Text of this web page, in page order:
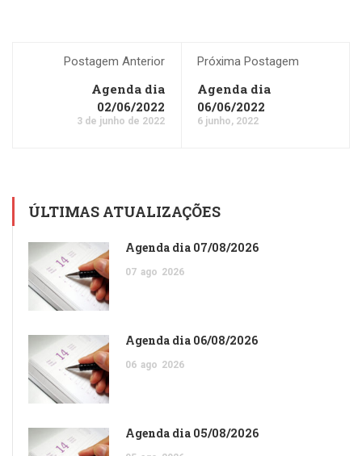
Postagem Anterior
Agenda dia
02/06/2022
3 de junho de 2022
Próxima Postagem
Agenda dia
06/06/2022
6 junho, 2022
ÚLTIMAS ATUALIZAÇÕES
Agenda dia 07/08/2026
07 ago 2026
Agenda dia 06/08/2026
06 ago 2026
Agenda dia 05/08/2026